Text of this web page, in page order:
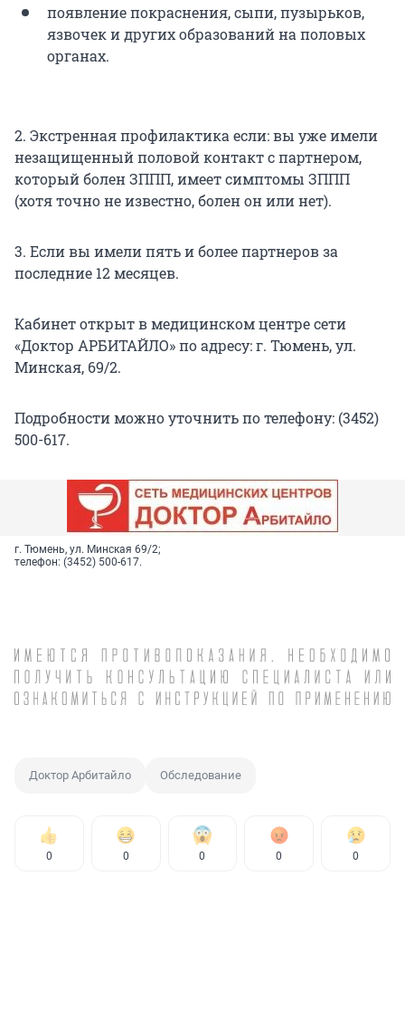
появление покраснения, сыпи, пузырьков,
язвочек и других образований на половых
органах.
2. Экстренная профилактика если: вы уже имели
незащищенный половой контакт с партнером,
который болен ЗППП, имеет симптомы ЗППП
(хотя точно не известно, болен он или нет).
3. Если вы имели пять и более партнеров за
последние 12 месяцев.
Кабинет открыт в медицинском центре сети
«Доктор АРБИТАЙЛО» по адресу: г. Тюмень, ул.
Минская, 69/2.
Подробности можно уточнить по телефону: (3452)
500-617.
г. Тюмень, ул. Минская 69/2;
телефон: (3452) 500-617.
Доктор Арбитайло Обследование
0 0 0 0 0